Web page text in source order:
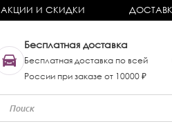
АКЦИИ И СКИДКИ
Бесплатная доставка
Бесплатная доставка по всей
России при заказе от 10000 ₽